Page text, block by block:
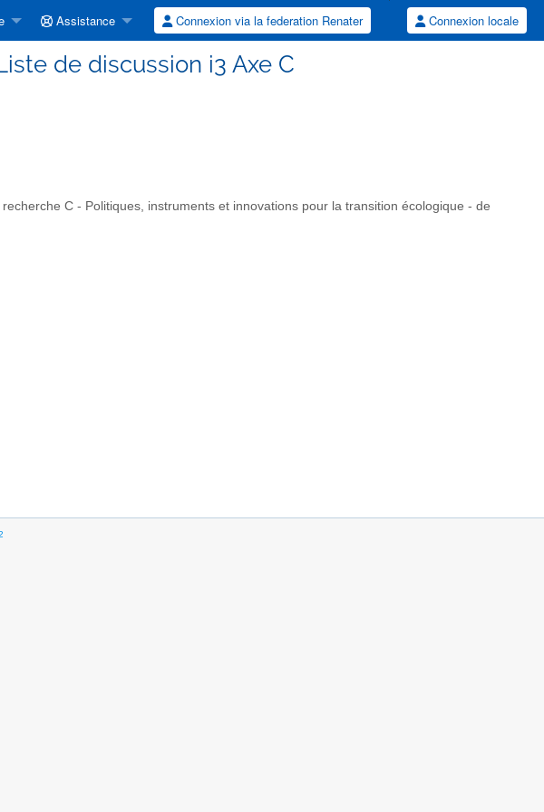
Assistance Connexion via la federation Renater Connexion locale
de discussion i3 Axe C
C - Politiques, instruments et innovations pour la transition écologique - de